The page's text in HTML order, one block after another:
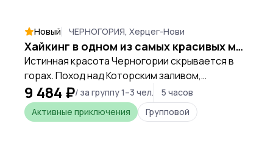
Новый ЧЕРНОГОРИЯ, Херцег-Нови
Хайкинг в одном из самых красивых месте на земле: Которской бухте!
Истинная красота Черногории скрывается в
горах. Поход над Которским заливом,
открывает те самые виды, которые
невозможно увидеть из окна автомобиля.
9 484 ₽/ за группу 1–3 чел.
5 часов
Активные приключения
Групповой